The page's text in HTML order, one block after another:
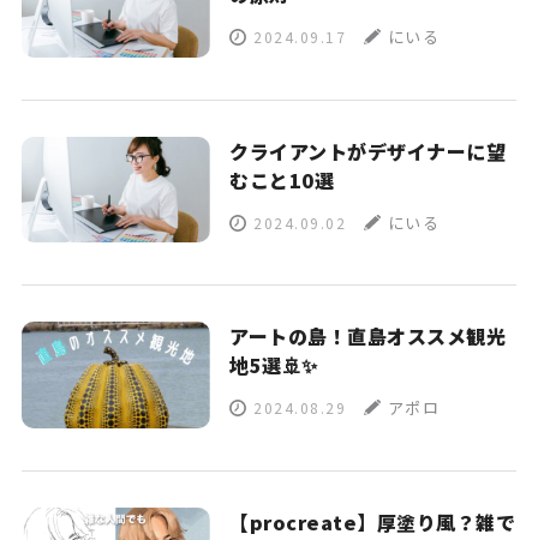
2024.09.17 にいる
クライアントがデザイナーに望
むこと10選
2024.09.02 にいる
アートの島！直島オススメ観光
地5選🚢✨
2024.08.29 アポロ
【procreate】厚塗り風？雑で